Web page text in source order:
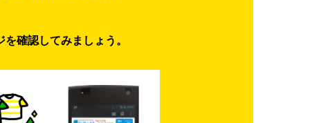
確認してみましょう。